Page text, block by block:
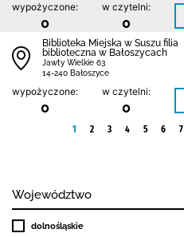
wypożyczone:
0
w czytelni:
0
Biblioteka Miejska w Suszu filia
biblioteczna w Bałoszycach
Jawty Wielkie 63
14-240 Bałoszyce
wypożyczone:
0
w czytelni:
0
1 2 3 4 5 6 7
Województwo
dolnośląskie